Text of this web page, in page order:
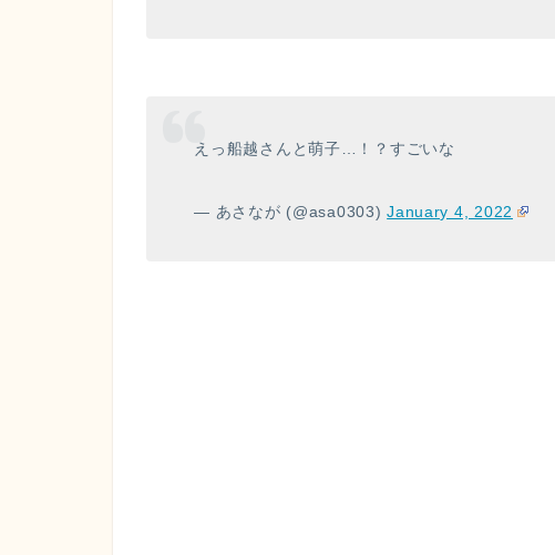
えっ船越さんと萌子…！？すごいな
— あさなが (@asa0303)January 4, 2022